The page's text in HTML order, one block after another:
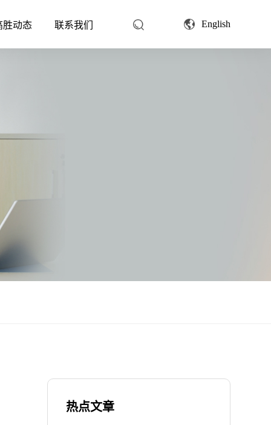
胜动态 联系我们 English
热点文章